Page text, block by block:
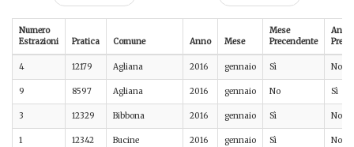
Numero
Estrazioni
Pratica Comune Anno Mese
Mese
Precendente
Anno
4 12179 Agliana 2016 gennaio Sì No
9 8597 Agliana 2016 gennaio No Sì
3 12329 Bibbona 2016 gennaio Sì No
1 12342 Bucine 2016 gennaio Sì No